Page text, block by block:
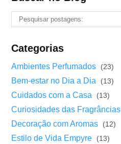
Categorias
Ambientes Perfumados (23)
Bem-estar no Dia a Dia (13)
Cuidados com a Casa (13)
Curiosidades das Fragrâncias
Decoração com Aromas (12)
Estilo de Vida Empyre (13)